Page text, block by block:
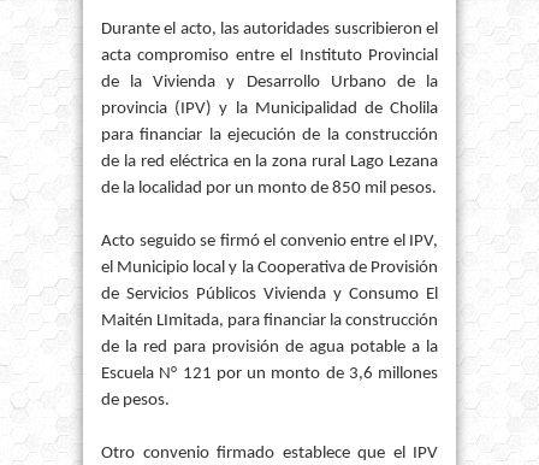
Durante el acto, las autoridades suscribieron el
acta compromiso entre el Instituto Provincial
de la Vivienda y Desarrollo Urbano de la
provincia (IPV) y la Municipalidad de Cholila
para financiar la ejecución de la construcción
de la red eléctrica en la zona rural Lago Lezana
de la localidad por un monto de 850 mil pesos.
Acto seguido se firmó el convenio entre el IPV,
el Municipio local y la Cooperativa de Provisión
de Servicios Públicos Vivienda y Consumo El
Maitén LImitada, para financiar la construcción
de la red para provisión de agua potable a la
Escuela N° 121 por un monto de 3,6 millones
de pesos.
Otro convenio firmado establece que el IPV